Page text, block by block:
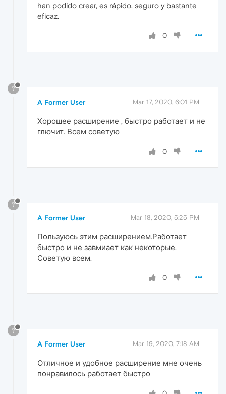
han podido crear, es rápido, seguro y bastante
eficaz.
0
?
A Former User Mar 17, 2020, 6:01 PM
Хорошее расширение , быстро работает и не
глючит. Всем советую
0
?
A Former User Mar 18, 2020, 5:25 PM
Пользуюсь этим расширением.Работает
быстро и не завмиает как некоторые.
Советую всем.
0
?
A Former User Mar 19, 2020, 7:18 AM
Отличное и удобное расширение мне очень
понравилось работает быстро